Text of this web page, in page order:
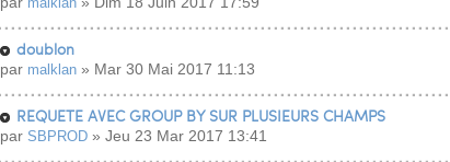
doublon
par malklan » Mar 30 Mai 2017 11:13
REQUETE AVEC GROUP BY SUR PLUSIEURS CHAMPS
par SBPROD » Jeu 23 Mar 2017 13:41